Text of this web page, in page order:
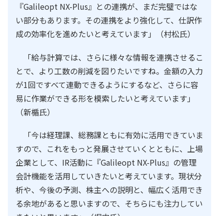
『Galileopt NX-Plus』との連携が、まだ完璧ではな
い部分もあります。その連携をより強化して、仕訳作
成の効率化を進めたいと考えています」（村松氏）
「給与計算では、さらに様々な情報を連携させるこ
とで、より工数の削減を図りたいですね。金額の入力
が1回ですべて連動できるようにするなど、さらに容
易に作業ができる形を模索したいと考えています」
（新楯氏）
「今は経理課、総務課ともに有効に活用できていま
すので、これをもっと発展させていくとともに、上場
企業として、IR活動に『Galileopt NX-Plus』の管理
会計機能を活用していきたいと考えています。現状分
析や、今後の予測、株主への説明と、幅広く活用でき
る余地があると思いますので、そちらにも注力してい